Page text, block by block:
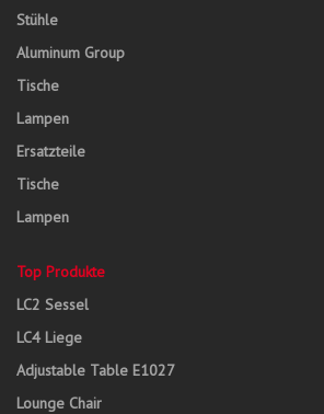
Stühle
Aluminum Group
Tische
Lampen
Ersatzteile
Tische
Lampen
Top Produkte
LC2 Sessel
LC4 Liege
Adjustable Table E1027
Lounge Chair